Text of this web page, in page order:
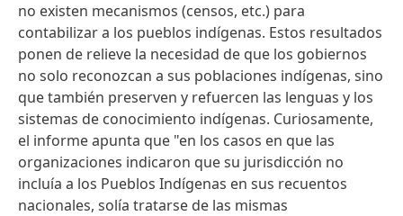
no existen mecanismos (censos, etc.) para
contabilizar a los pueblos indígenas. Estos resultados
ponen de relieve la necesidad de que los gobiernos
no solo reconozcan a sus poblaciones indígenas, sino
que también preserven y refuercen las lenguas y los
sistemas de conocimiento indígenas. Curiosamente,
el informe apunta que "en los casos en que las
organizaciones indicaron que su jurisdicción no
incluía a los Pueblos Indígenas en sus recuentos
nacionales, solía tratarse de las mismas